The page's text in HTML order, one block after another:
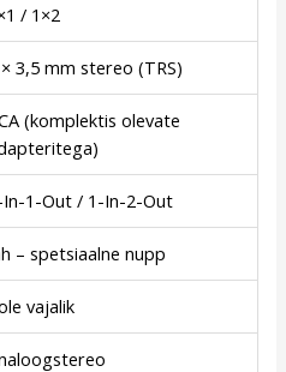
/ 1×2
3,5 mm stereo (TRS)
(komplektis olevate
In-1-Out / 1-In-2-Out
– spetsiaalne nupp
vajalik